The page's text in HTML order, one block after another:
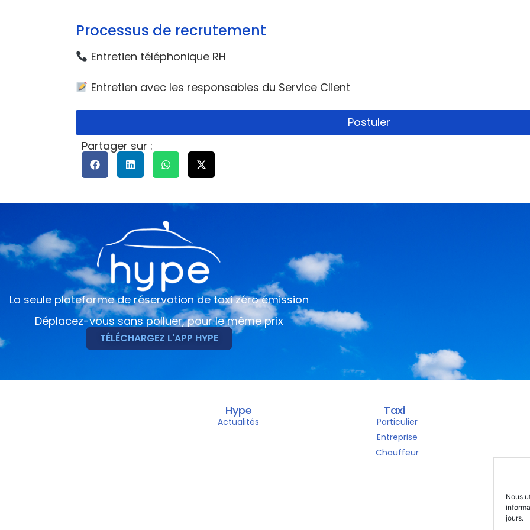
Nous
jours.
Processus de recrutement
Entretien téléphonique RH
Entretien avec les responsables du Service Client
Postuler
Partager sur :
La seule plateforme de réservation de taxi zéro émission
Déplacez-vous sans polluer, pour le même prix
TÉLÉCHARGEZ L'APP HYPE
Hype
Actualités
Taxi
Particulier
Entreprise
Chauffeur